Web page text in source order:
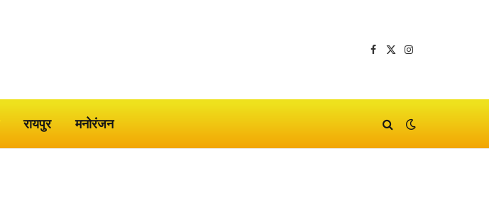
Facebook
X
Instagram
रायपुर मनोरंजन